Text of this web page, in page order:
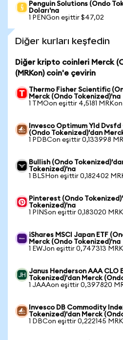
Penguin Solutions (Ondo
Doları'na
1 PENGon eşittir $47,02
Diğer kurları keşfedin
Diğer kripto coinleri Merck
(MRKon) coin'e çevirin
Thermo Fisher Scientific
Merck (Ondo Tokenized)'na
1 TMOon eşittir 4,5181 MRKon
Invesco Optimum Yld Dvsfd
(Ondo Tokenized)'dan
1 PDBCon eşittir 0,133998
Bullish (Ondo
Tokenized)'na
1 BLSHon eşittir 0,182402
Pinterest (Ondo
Tokenized)'na
1 PINSon eşittir 0,183020
iShares MSCI Japan ETF
Merck (Ondo Tokenized)'na
1 EWJon eşittir 0,747313
Janus Henderson AAA CLO
Tokenized)'dan Merck
1 JAAAon eşittir 0,397820
Invesco DB Commodity
Tokenized)'dan Merck
1 DBCon eşittir 0,222145